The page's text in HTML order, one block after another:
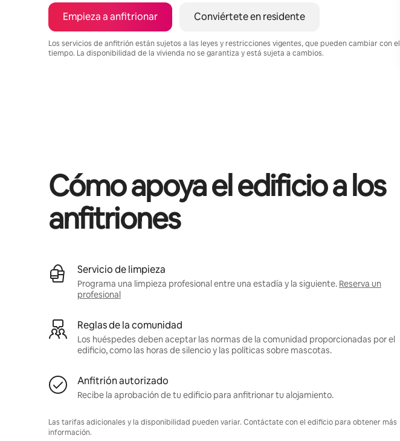
Empieza a anfitrionar Conviértete en residente
Los servicios de anfitrión están sujetos a las leyes y restricciones vigentes, que pueden cambiar con el
tiempo. La disponibilidad de la vivienda no se garantiza y está sujeta a cambios.
Cómo apoya el edificio a los
anfitriones
Servicio de limpieza
Programa una limpieza profesional entre una estadía y la siguiente. Reserva un
profesional
Reglas de la comunidad
Los huéspedes deben aceptar las normas de la comunidad proporcionadas por el
edificio, como las horas de silencio y las políticas sobre mascotas.
Anfitrión autorizado
Recibe la aprobación de tu edificio para anfitrionar tu alojamiento.
Las tarifas adicionales y la disponibilidad pueden variar. Contáctate con el edificio para obtener más
información.